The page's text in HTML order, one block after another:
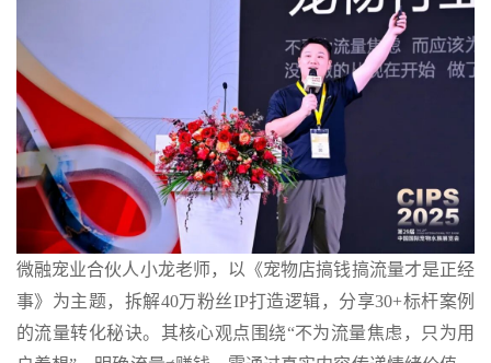
微融宠业合伙人小龙老师，以《宠物店搞钱搞流量才是正经
事》为主题，拆解40万粉丝IP打造逻辑，分享30+标杆案例
的流量转化秘诀。其核心观点围绕“不为流量焦虑，只为用